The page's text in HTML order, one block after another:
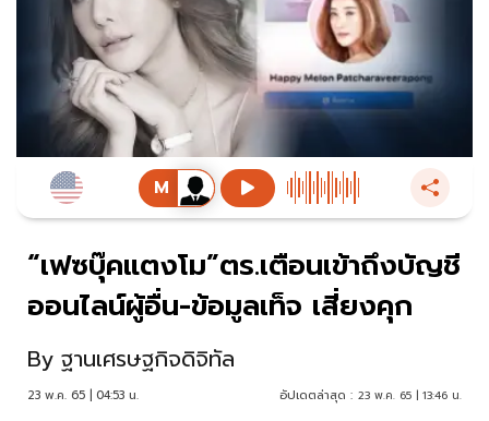
“เฟซบุ๊คแตงโม”ตร.เตือนเข้าถึงบัญชี
ออนไลน์ผู้อื่น-ข้อมูลเท็จ เสี่ยงคุก
By ฐานเศรษฐกิจดิจิทัล
23 พ.ค. 65 | 04:53 น. อัปเดตล่าสุด : 23 พ.ค. 65 | 13:46 น.